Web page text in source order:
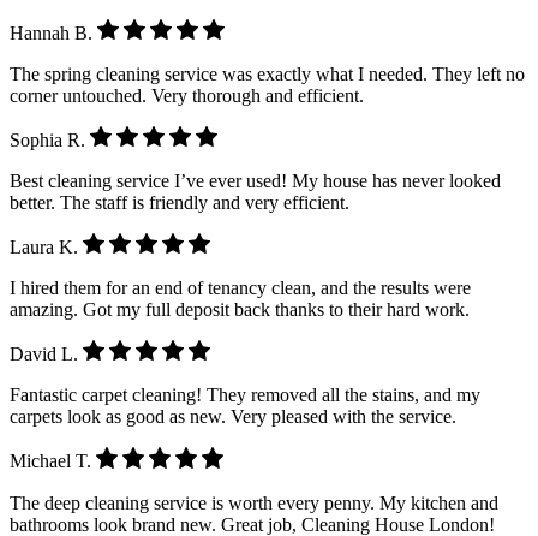
Hannah B.
The spring cleaning service was exactly what I needed. They left no
corner untouched. Very thorough and efficient.
Sophia R.
Best cleaning service I’ve ever used! My house has never looked
better. The staff is friendly and very efficient.
Laura K.
I hired them for an end of tenancy clean, and the results were
amazing. Got my full deposit back thanks to their hard work.
David L.
Fantastic carpet cleaning! They removed all the stains, and my
carpets look as good as new. Very pleased with the service.
Michael T.
The deep cleaning service is worth every penny. My kitchen and
bathrooms look brand new. Great job, Cleaning House London!